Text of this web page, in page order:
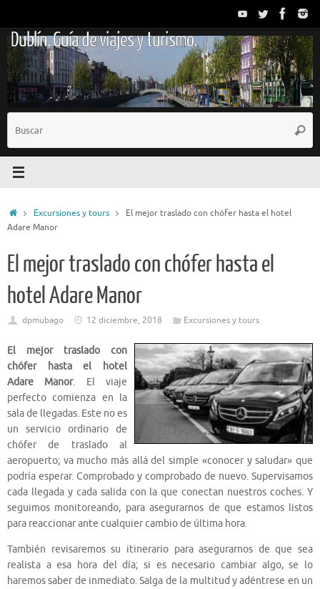
contenido
Dublín. Guía de viajes y turismo.
InicioExcursiones y tours
El mejor traslado con chófer hasta el hotel
Adare Manor
El mejor traslado con chófer hasta el
hotel Adare Manor
dpmubago 12 diciembre, 2018 Excursiones y tours
El mejor traslado con
chófer hasta el hotel
Adare Manor. El viaje
perfecto comienza en la
sala de llegadas. Este no es
un servicio ordinario de
chófer de traslado al
aeropuerto; va mucho más allá del simple «conocer y saludar» que
podría esperar. Comprobado y comprobado de nuevo. Supervisamos
cada llegada y cada salida con la que conectan nuestros coches. Y
seguimos monitoreando, para asegurarnos de que estamos listos
para reaccionar ante cualquier cambio de última hora.
También revisaremos su itinerario para asegurarnos de que sea
realista a esa hora del día; si es necesario cambiar algo, se lo
haremos saber de inmediato. Salga de la multitud y adéntrese en un